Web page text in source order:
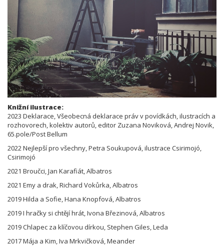
Knižní ilustrace:
2023 Deklarace, Všeobecná deklarace práv v povídkách, ilustracích a
rozhovorech, kolektiv autorů, editor Zuzana Noviková, Andrej Novik,
65.pole/Post Bellum
2022 Nejlepší pro všechny, Petra Soukupová, ilustrace Csirimojó,
Csirimojó
2021 Broučci, Jan Karafiát, Albatros
2021 Emy a drak, Richard Vokůrka, Albatros
2019 Hilda a Sofie, Hana Knopfová, Albatros
2019 I hračky si chtějí hrát, Ivona Březinová, Albatros
2019 Chlapec za klíčovou dírkou, Stephen Giles, Leda
2017 Mája a Kim, Iva Mrkvičková, Meander